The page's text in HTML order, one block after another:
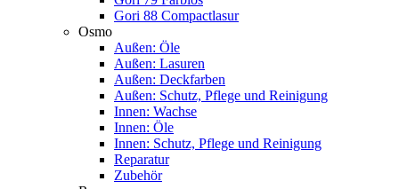
Gori 88 Compactlasur
Osmo
Außen: Öle
Außen: Lasuren
Außen: Deckfarben
Außen: Schutz, Pflege und Reinigung
Innen: Wachse
Innen: Öle
Innen: Schutz, Pflege und Reinigung
Reparatur
Zubehör